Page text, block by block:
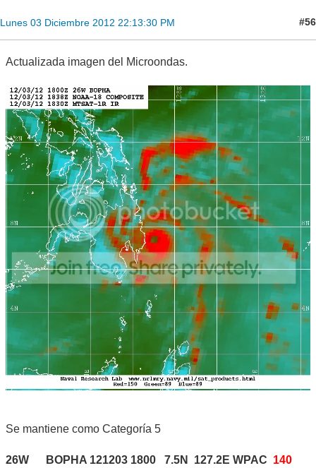
Lunes 03 Diciembre 2012 22:13:30 PM #56
Actualizada imagen del Microondas.
Se mantiene como Categoría 5
26W BOPHA 121203 1800 7.5N 127.2E WPAC 140